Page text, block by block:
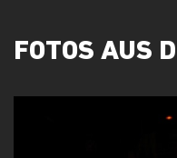
FOTOS AUS